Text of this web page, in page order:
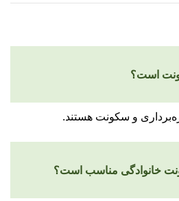
است؟
و سکونت هستند.
خانوادگی مناسب است؟